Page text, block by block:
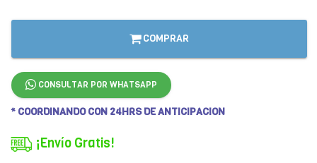
COMPRAR
CONSULTAR POR WHATSAPP
* COORDINANDO CON 24HRS DE ANTICIPACION
¡Envío Gratis!